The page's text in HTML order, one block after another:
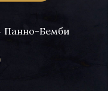
Панно-Бемби